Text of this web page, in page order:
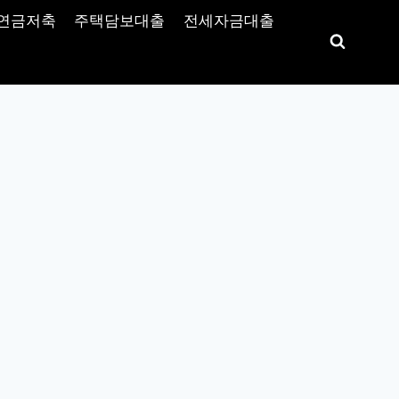
금저축 주택담보대출 전세자금대출